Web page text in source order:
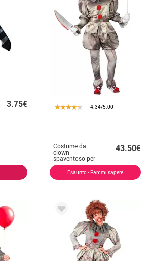
3.75€ 4.34/5.00
Costume da
clown
spaventoso per
uomo
43.50€
Esaurito - Fammi sapere